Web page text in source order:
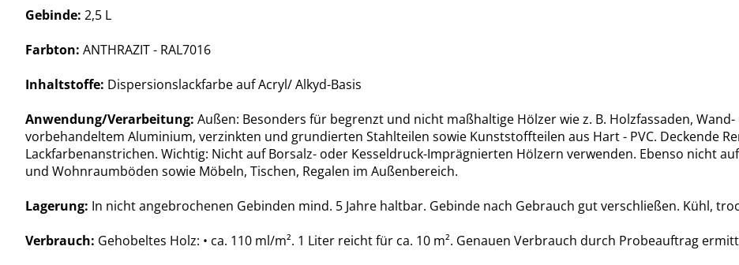
Gebinde: 2,5 L
Farbton: ANTHRAZIT - RAL7016
Inhaltstoffe: Dispersionslackfarbe auf Acryl/ Alkyd-Basis
Anwendung/Verarbeitung: Außen: Besonders für begrenzt und nicht maßhaltige Hölzer wie z. B. Holzfassaden,
vorbehandeltem Aluminium, verzinkten und grundierten Stahlteilen sowie Kunststoffteilen aus Hart - PVC. Deckende
Lackfarbenanstrichen. Wichtig: Nicht auf Borsalz- oder Kesseldruck-Imprägnierten Hölzern verwenden. Ebenso nicht
und Wohnraumböden sowie Möbeln, Tischen, Regalen im Außenbereich.
Lagerung: In nicht angebrochenen Gebinden mind. 5 Jahre haltbar. Gebinde nach Gebrauch gut verschließen. Kühl,
Verbrauch: Gehobeltes Holz: • ca. 110 ml/m². 1 Liter reicht für ca. 10 m². Genauen Verbrauch durch Probeauftrag